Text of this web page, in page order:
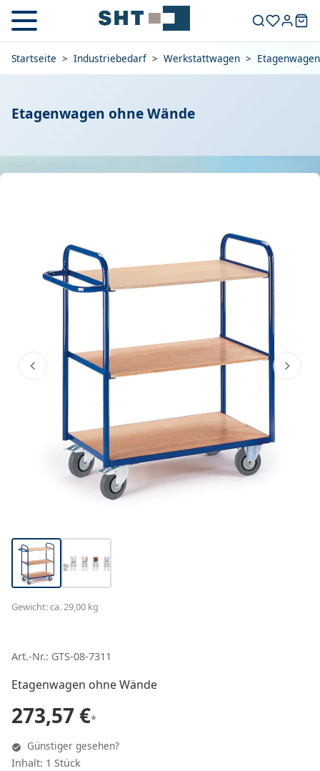
Startseite > Industriebedarf > Werkstattwagen > Etagenwagen
Etagenwagen ohne Wände
Gewicht: ca. 29,00 kg
Art.-Nr.: GTS-08-7311
Etagenwagen ohne Wände
273,57 €*
Günstiger gesehen?
Inhalt: 1 Stück